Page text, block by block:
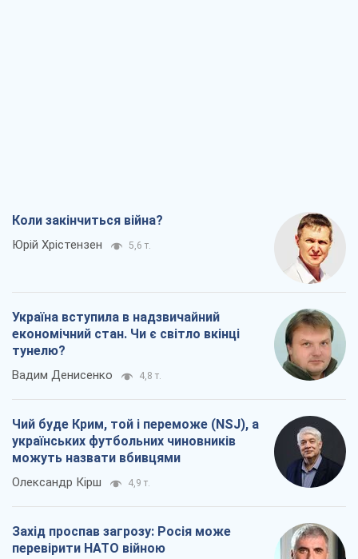
Коли закінчиться війна?
Юрій Хрістензен 5,6 т.
Україна вступила в надзвичайний
економічний стан. Чи є світло вкінці
тунелю?
Вадим Денисенко 4,8 т.
Чий буде Крим, той і переможе (NSJ), а
українських футбольних чиновників
можуть назвати вбивцями
Олександр Кірш 4,9 т.
Захід проспав загрозу: Росія може
перевірити НАТО війною